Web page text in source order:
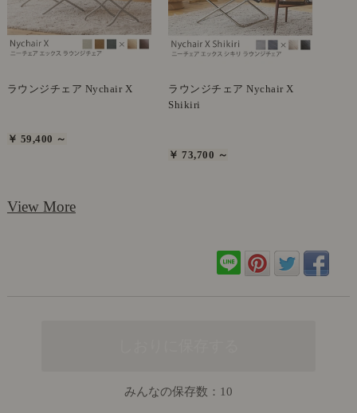
ラウンジチェア Nychair X
￥ 59,400 ～
ラウンジチェア Nychair X
Shikiri
￥ 73,700 ～
View More
みんなの保存数： 10